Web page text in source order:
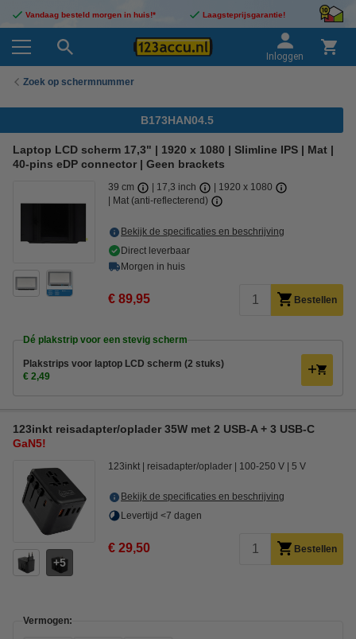
Vandaag besteld morgen in huis!* Laagsteprijsgarantie!
Inloggen
Zoek op schermnummer
B173HAN04.5
Laptop LCD scherm 17,3" | 1920 x 1080 | Slimline IPS | Mat |
40-pins eDP connector | Geen brackets
39 cm 17,3 inch
1920 x 1080
Mat (anti-reflecterend)
Bekijk de specificaties en beschrijving
Direct leverbaar
Morgen in huis
€ 89,95 Bestellen
Dé plakstrip voor een stevig scherm
Plakstrips voor laptop LCD scherm (2 stuks)
€ 2,49
123inkt reisadapter/oplader 35W met 2 USB-A + 3 USB-C
GaN5!
5
123inkt reisadapter/oplader 100-250 V 5 V
Bekijk de specificaties en beschrijving
Levertijd <7 dagen
€ 29,50 Bestellen
Vermogen: